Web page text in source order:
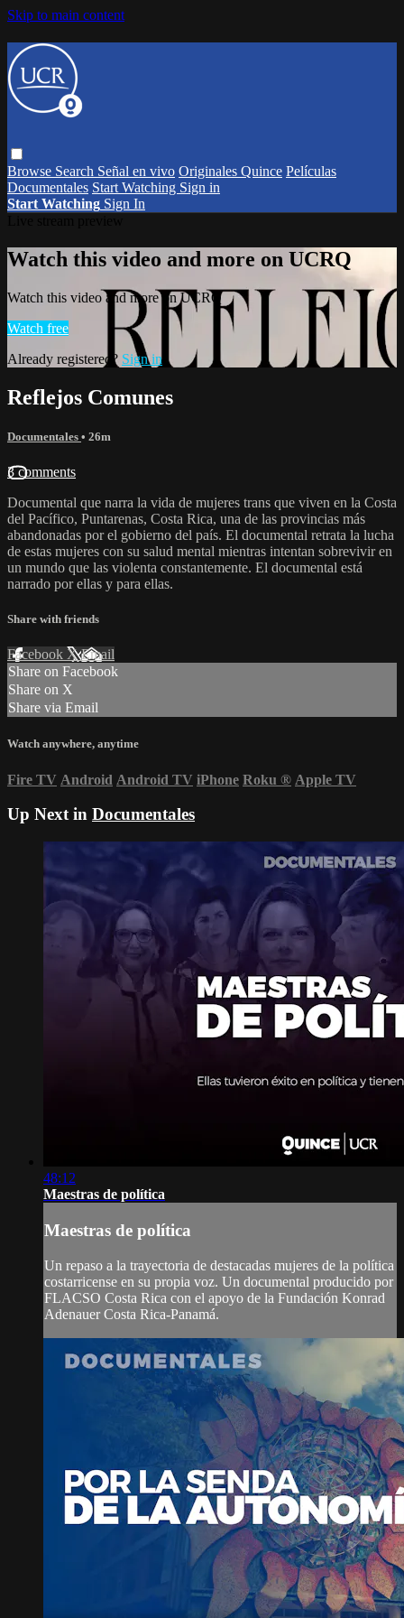
Skip to main content
Browse Search Señal en vivo Originales Quince Películas
Documentales Start Watching Sign in
Start Watching Sign In
Watch this video and more on UCRQ
Watch this video and more on UCRQ
Watch free
Already registered? Sign in
Reflejos Comunes
Documentales • 26m
3 comments
Documental que narra la vida de mujeres trans que viven en la Costa
del Pacífico, Puntarenas, Costa Rica, una de las provincias más
abandonadas por el gobierno del país. El documental retrata la lucha
de estas mujeres con su salud mental mientras intentan sobrevivir en
un mundo que las violenta constantemente. El documental está
narrado por ellas y para ellas.
Share with friends
Facebook XEmail
Share on Facebook
Share on X
Share via Email
Watch anywhere, anytime
Fire TV Android Android TV iPhone Roku ® Apple TV
Up Next in Documentales
48:12
Maestras de política
Maestras de política
Un repaso a la trayectoria de destacadas mujeres de la política
costarricense en su propia voz. Un documental producido por
FLACSO Costa Rica con el apoyo de la Fundación Konrad
Adenauer Costa Rica-Panamá.